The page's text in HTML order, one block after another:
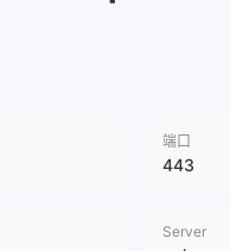
端口
443
Server